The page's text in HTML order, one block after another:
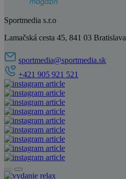
Sportmedia s.r.o
Lamačská cesta 45, 841 03 Bratislava
sportmedia@sportmedia.sk
+421 905 921 521